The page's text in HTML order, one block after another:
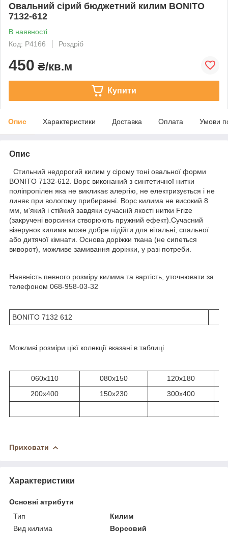
Овальний сірий бюджетний килим BONITO
7132-612
В наявності
Код: Р4166
Роздріб
450 ₴/кв.м
Купити
Опис Характеристики Доставка Оплата Умови
Опис
Стильний недорогий килим у сірому тоні овальної форми
BONITO 7132-612. Ворс виконаний з синтетичної нитки
поліпропілен яка не викликає алергію, не електризується і не
линяє при вологому прибиранні. Ворс килима не високий 8
мм, м'який і стійкий завдяки сучасній якості нитки Frize
(закручені ворсинки створюють пружний ефект).Сучасний
візерунок килима може добре підійти для вітальні, спальної
або дитячої кімнати. Основа доріжки ткана (не сипеться
виворот), можливе замивання доріжки, у разі потреби.
Наявність певного розміру килима та вартість, уточнювати за
телефоном 068-958-03-32
BONITO 7132 612
Можливі розміри цієї колекції вказані в таблиці
060х110 080х150
120х180
200х400
150х230 300х400
Приховати
Характеристики
Основні атрибути
Тип
Килим
Вид килима
Ворсовий